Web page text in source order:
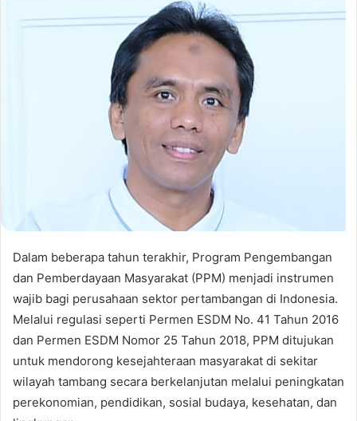
Dalam beberapa tahun terakhir, Program Pengembangan
dan Pemberdayaan Masyarakat (PPM) menjadi instrumen
wajib bagi perusahaan sektor pertambangan di Indonesia.
Melalui regulasi seperti Permen ESDM No. 41 Tahun 2016
dan Permen ESDM Nomor 25 Tahun 2018, PPM ditujukan
untuk mendorong kesejahteraan masyarakat di sekitar
wilayah tambang secara berkelanjutan melalui peningkatan
perekonomian, pendidikan, sosial budaya, kesehatan, dan